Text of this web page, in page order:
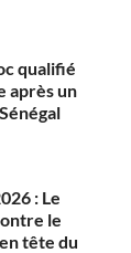
qualifié
après un
: Le
le
tête du